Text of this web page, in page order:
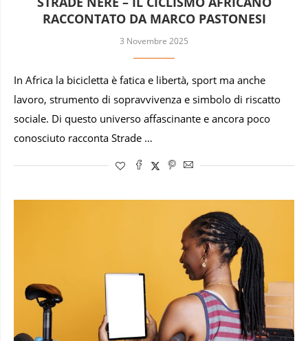
RACCONTATO DA MARCO PASTONESI
3 Novembre 2025
In Africa la bicicletta è fatica e libertà, sport ma anche
lavoro, strumento di sopravvivenza e simbolo di riscatto
sociale. Di questo universo affascinante e ancora poco
conosciuto racconta Strade …